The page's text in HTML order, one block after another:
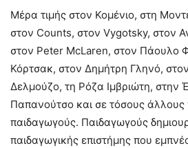
Μέρα τιμής στον Κομένιο, στη
στον Counts, στον Vygotsky, στον
στον Peter ΜcLaren, στον Πάουλο
Κόρτσακ, στον Δημήτρη Γληνό,
Δελμούζο, τη Ρόζα Ιμβριώτη, στην
Παπανούτσο και σε τόσους
παιδαγωγούς. Παιδαγωγούς
παιδαγωγικής επιστήμης που